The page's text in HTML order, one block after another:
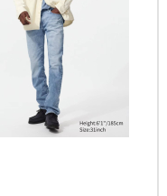
Купить